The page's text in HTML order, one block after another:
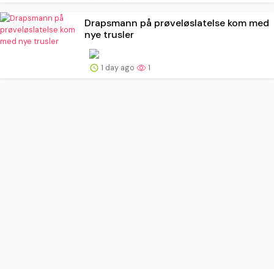
Drapsmann på prøveløslatelse kom med
nye trusler
1 day ago 1